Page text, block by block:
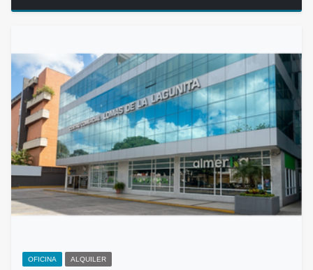
OFICINA ALQUILER